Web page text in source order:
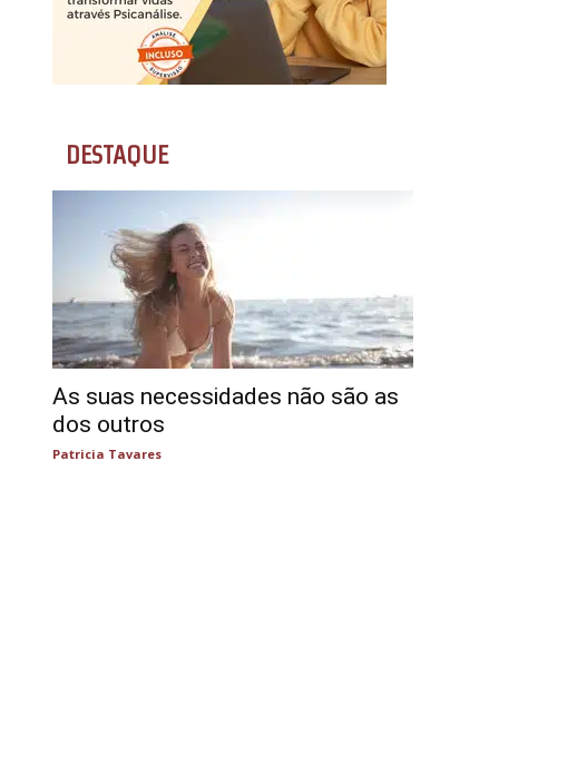
DESTAQUE
As suas necessidades não são as
dos outros
Patricia Tavares